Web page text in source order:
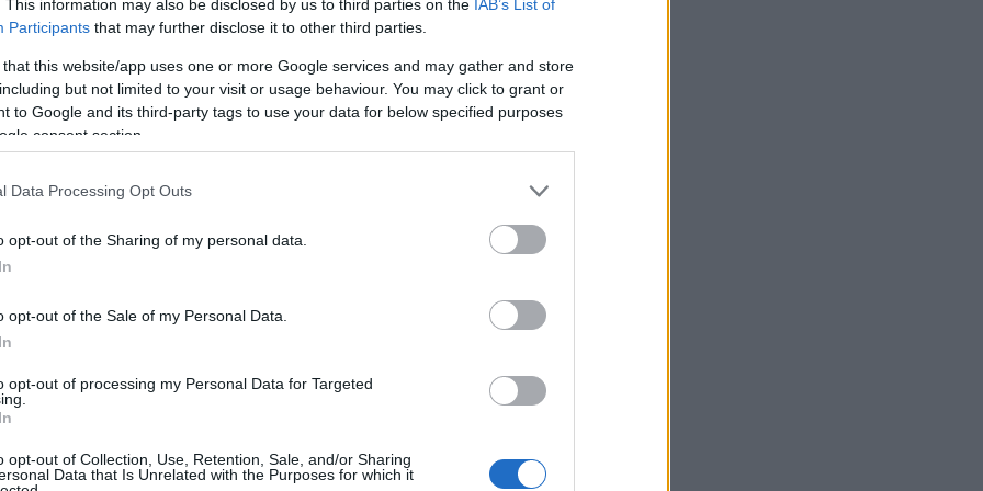
This information may also be disclosed by us to third parties on the IAB’s List of
Participants that may further disclose it to other third parties.
that this website/app uses one or more Google services and may gather and store
but not limited to your visit or usage behaviour. You may click to grant or
to Google and its third-party tags to use your data for below specified purposes
consent section.
Data Processing Opt Outs
opt-out of the Sharing of my personal data.
opt-out of the Sale of my Personal Data.
opt-out of processing my Personal Data for Targeted
opt-out of Collection, Use, Retention, Sale, and/or Sharing
Data that Is Unrelated with the Purposes for which it
(@yulia_navalnaya)May 7, 2024
μας δεν θα έχει ούτε ειρήνη ούτε ανάπτυξη
στην ευρείας κλίμακας επίθεση
Ουκρανίας. «Αυτός ο πόλεμος είναι
δεν τον θέλει, πέραν του Πούτιν»,
κενές, είναι επίσης παραπλανητικές. Αυτό
ίδιο κι αυτήν τη φορά. […] Σε κάθε μία από
καιείναι τρομακτικό να
Πούτιν παραμένει στην εξουσία
, επικαλούμενη μεταξύ άλλων τους
στη Ρωσία, που υπομένουν